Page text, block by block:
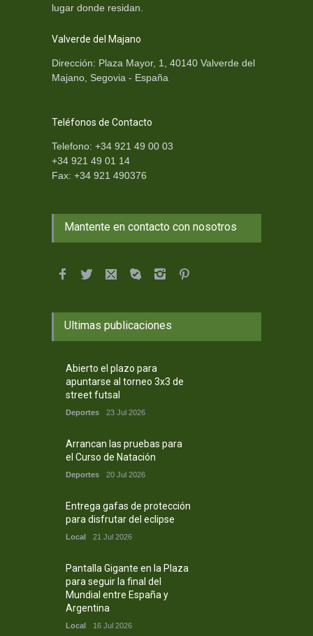
lugar donde residan.
Valverde del Majano
Dirección: Plaza Mayor, 1, 40140 Valverde del
Majano, Segovia - España
Teléfonos de Contacto
Telefono: +34 921 49 00 03
+34 921 49 01 14
Fax: +34 921 490376
Mantente en contacto con nosotros
Ultimas publicaciones
Abierto el plazo para
apuntarse al torneo 3x3 de
street futsal
Deportes 23 Jul 2026
Arrancan las pruebas para
el Curso de Natación
Deportes 20 Jul 2026
Entrega gafas de protección
para disfrutar del eclipse
Local 21 Jul 2026
Pantalla Gigante en la Plaza
para seguir la final del
Mundial entre España y
Argentina
Local 16 Jul 2026